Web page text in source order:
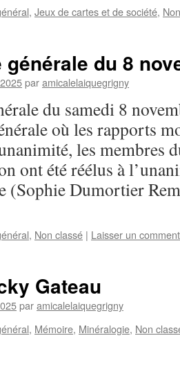
, Jeux de cartes et de société,
du 8
paramicalelaiquegrigny
du samedi 8
où les rapports
les membres
ont été réélus à
(Sophie Dumortier
, Non classé | Laisser un
Gateau
paramicalelaiquegrigny
, Mémoire, Minéralogie, Non